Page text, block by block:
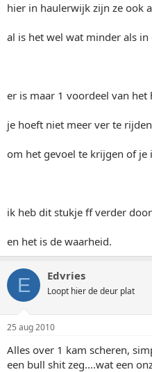
hier in haulerwijk zijn ze ook
al is het wel wat minder als in
er is maar 1 voordeel van het
je hoeft niet meer ver te
om het gevoel te krijgen of je
ik heb dit stukje ff verder
en het is de waarheid.
E Edvries
Loopt hier de deur plat
25 aug 2010
Alles over 1 kam scheren,
een bull shit zeg....wat een